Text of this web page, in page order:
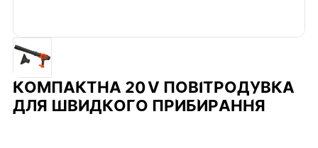
КОМПАКТНА 20 V ПОВІТРОДУВКА
ДЛЯ ШВИДКОГО ПРИБИРАННЯ